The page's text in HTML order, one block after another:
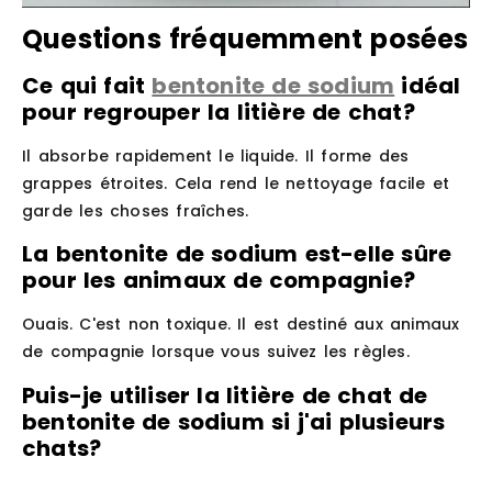
Questions fréquemment posées
Ce qui fait bentonite de sodium idéal
pour regrouper la litière de chat?
Il absorbe rapidement le liquide. Il forme des
grappes étroites. Cela rend le nettoyage facile et
garde les choses fraîches.
La bentonite de sodium est-elle sûre
pour les animaux de compagnie?
Ouais. C'est non toxique. Il est destiné aux animaux
de compagnie lorsque vous suivez les règles.
Puis-je utiliser la litière de chat de
bentonite de sodium si j'ai plusieurs
chats?